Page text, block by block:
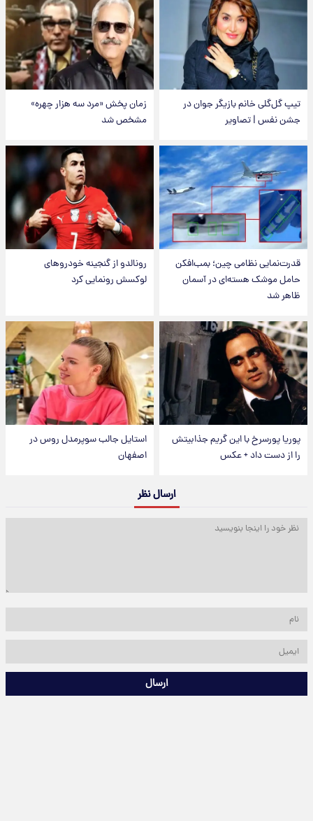
تیپ گل‌گلی خانم بازیگر جوان در
جشن نفس | تصاویر
زمان پخش «مرد سه هزار چهره»
مشخص شد
قدرت‌نمایی نظامی چین؛ بمب‌افکن
حامل موشک هسته‌ای در آسمان
ظاهر شد
رونالدو از گنجینه خودروهای
لوکسش رونمایی کرد
پوریا پورسرخ با این گریم جذابیتش
را از دست داد + عکس
استایل جالب سوپرمدل روس در
اصفهان
ارسال نظر
ارسال